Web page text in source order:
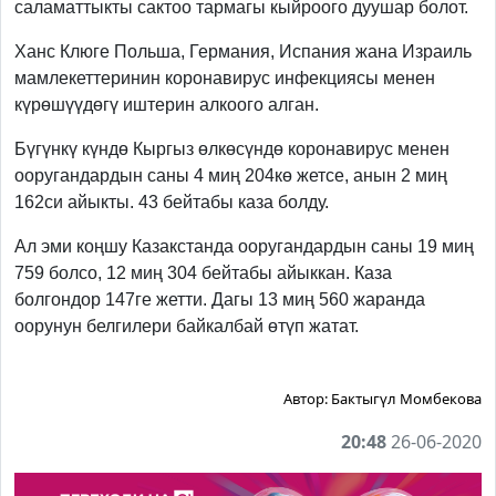
саламаттыкты сактоо тармагы кыйроого дуушар болот.
Ханс Клюге Польша, Германия, Испания жана Израиль
мамлекеттеринин коронавирус инфекциясы менен
күрөшүүдөгү иштерин алкоого алган.
Бүгүнкү күндө Кыргыз өлкөсүндө коронавирус менен
ооругандардын саны 4 миң 204кө жетсе, анын 2 миң
162си айыкты. 43 бейтабы каза болду.
Ал эми коңшу Казакстанда ооругандардын саны 19 миң
759 болсо, 12 миң 304 бейтабы айыккан. Каза
болгондор 147ге жетти. Дагы 13 миң 560 жаранда
оорунун белгилери байкалбай өтүп жатат.
Автор: Бактыгүл Момбекова
20:4826-06-2020